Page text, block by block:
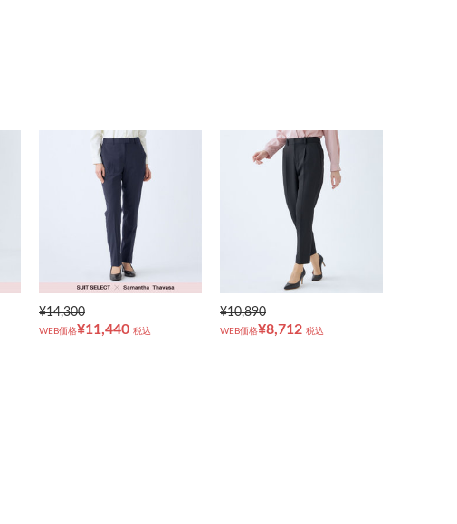
¥14,300
WEB価格¥11,440 税込
¥10,890
WEB価格¥8,712 税込